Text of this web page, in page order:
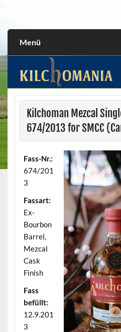
Menü
Kilchoman Mezcal
674/2013 for SMCC
Fass-Nr.:
674/201
3
Fassart:
Ex-
Bourbon
Barrel,
Mezcal
Cask
Finish
Fass
befüllt:
12.9.201
3